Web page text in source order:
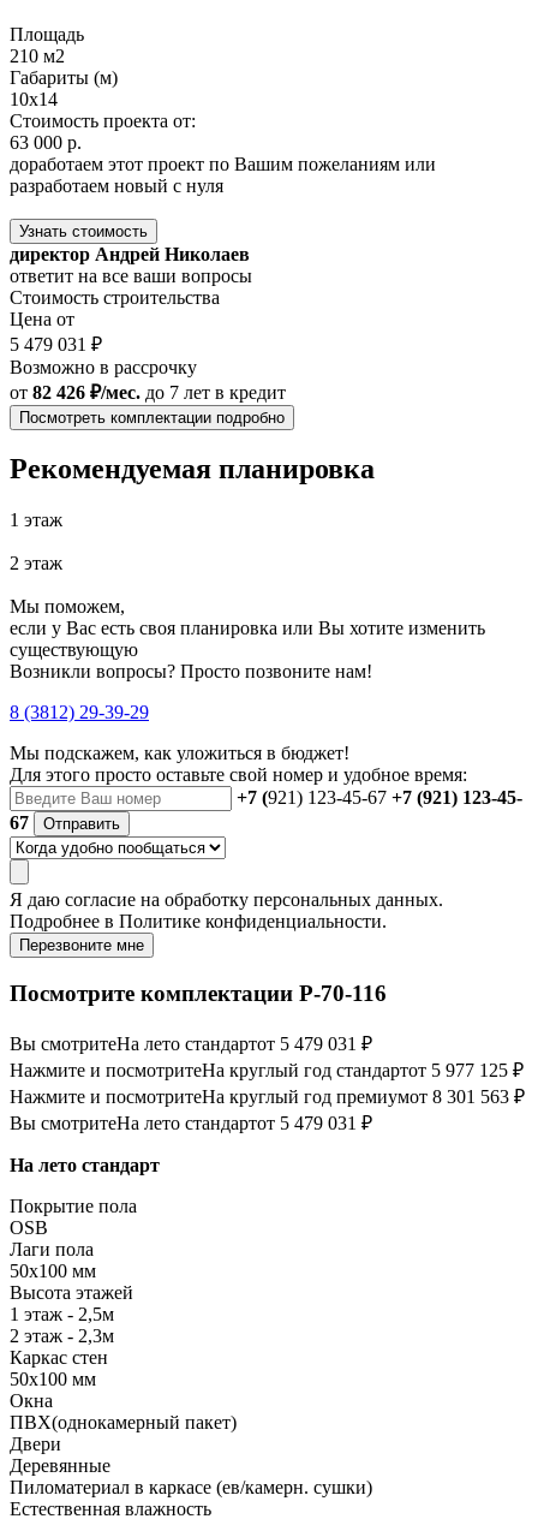
Площадь
210 м2
Габариты (м)
10х14
Стоимость проекта от:
63 000 р.
доработаем этот проект по Вашим пожеланиям или
разработаем новый с нуля
Узнать стоимость
директор Андрей Николаев
ответит на все ваши вопросы
Стоимость строительства
Цена от
5 479 031 ₽
Возможно в рассрочку
от 82 426 ₽/мес. до 7 лет в кредит
Посмотреть комплектации подробно
Рекомендуемая планировка
1 этаж
2 этаж
Мы поможем,
если у Вас есть своя планировка или Вы хотите изменить
существующую
Возникли вопросы? Просто позвоните нам!
8 (3812) 29-39-29
Мы подскажем, как уложиться в бюджет!
Для этого просто оставьте свой номер и удобное время:
+7 (921) 123-45-67 +7 (921) 123-45-
67
Отправить
Я даю согласие на обработку персональных данных.
Подробнее в Политике конфиденциальности.
Перезвоните мне
Посмотрите комплектации Р-70-116
Вы смотритеНа лето стандартот 5 479 031 ₽
Нажмите и посмотритеНа круглый год стандартот 5 977 125 ₽
Нажмите и посмотритеНа круглый год премиумот 8 301 563 ₽
Вы смотритеНа лето стандартот 5 479 031 ₽
На лето стандарт
Покрытие пола
OSB
Лаги пола
50х100 мм
Высота этажей
1 этаж - 2,5м
2 этаж - 2,3м
Каркас стен
50х100 мм
Окна
ПВХ(однокамерный пакет)
Двери
Деревянные
Пиломатериал в каркасе (ев/камерн. сушки)
Естественная влажность